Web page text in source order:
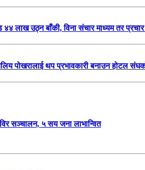
लाख उठ्न बाँकी, विना संचार माध्यम तर
पोखरालाई थप प्रभावकारी बनाउन होटल
सञ्चालन, ५ सय जना लाभान्वित